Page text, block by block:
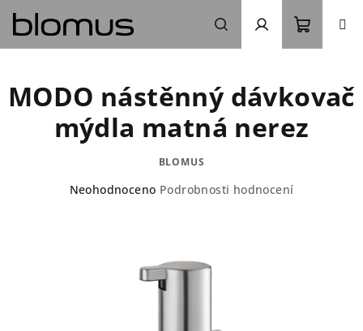
obsah
Hledat Přihlášení
košík
MODO nástěnný dávkovač
mýdla matná nerez
BLOMUS
Průměrné
Neohodnoceno Podrobnosti hodnocení